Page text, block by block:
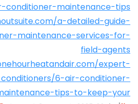
conditioner-maintenance-tips
a-detailed-guide-
maintenance-services-for-
field-agents
expert-
6-air-conditioner-
tips-to-keep-your/